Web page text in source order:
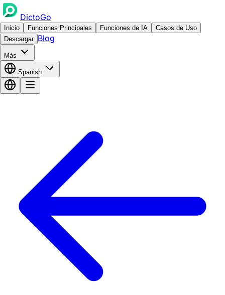
DictoGo
Inicio Funciones Principales Funciones de IA
Casos de Uso
Descargar Blog
Más
Spanish